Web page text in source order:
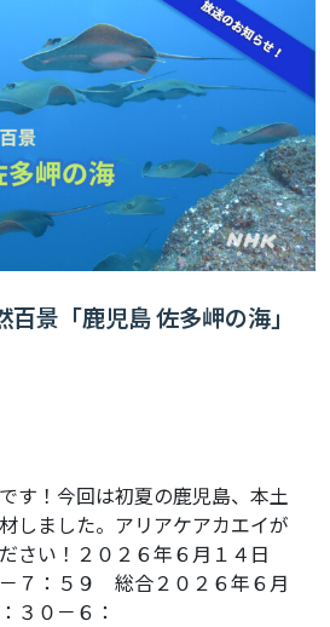
景「鹿児島 佐多岬の海」
す！今回は初夏の鹿児島、本土
しました。アリアケアカエイが
さい！２０２６年６月１４日
－７：５９ 総合２０２６年６月
３０－６：